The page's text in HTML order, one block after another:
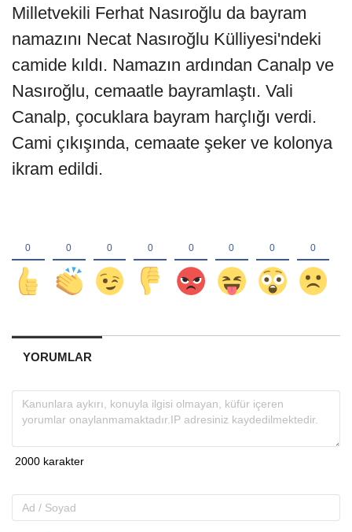
Milletvekili Ferhat Nasıroğlu da bayram
namazını Necat Nasıroğlu Külliyesi'ndeki
camide kıldı. Namazın ardından Canalp ve
Nasıroğlu, cemaatle bayramlaştı. Vali
Canalp, çocuklara bayram harçlığı verdi.
Cami çıkışında, cemaate şeker ve kolonya
ikram edildi.
YORUMLAR